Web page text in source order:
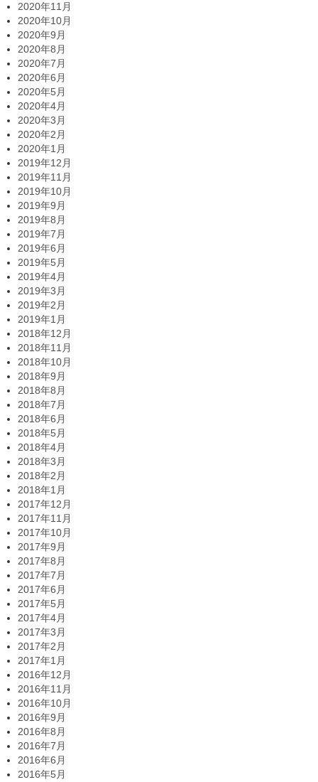
2020年11月
2020年10月
2020年9月
2020年8月
2020年7月
2020年6月
2020年5月
2020年4月
2020年3月
2020年2月
2020年1月
2019年12月
2019年11月
2019年10月
2019年9月
2019年8月
2019年7月
2019年6月
2019年5月
2019年4月
2019年3月
2019年2月
2019年1月
2018年12月
2018年11月
2018年10月
2018年9月
2018年8月
2018年7月
2018年6月
2018年5月
2018年4月
2018年3月
2018年2月
2018年1月
2017年12月
2017年11月
2017年10月
2017年9月
2017年8月
2017年7月
2017年6月
2017年5月
2017年4月
2017年3月
2017年2月
2017年1月
2016年12月
2016年11月
2016年10月
2016年9月
2016年8月
2016年7月
2016年6月
2016年5月